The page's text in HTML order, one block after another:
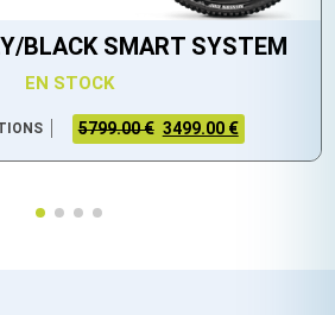
BLACK SMART SYSTEM
EN STOCK
5799.00 € 3499.00 €